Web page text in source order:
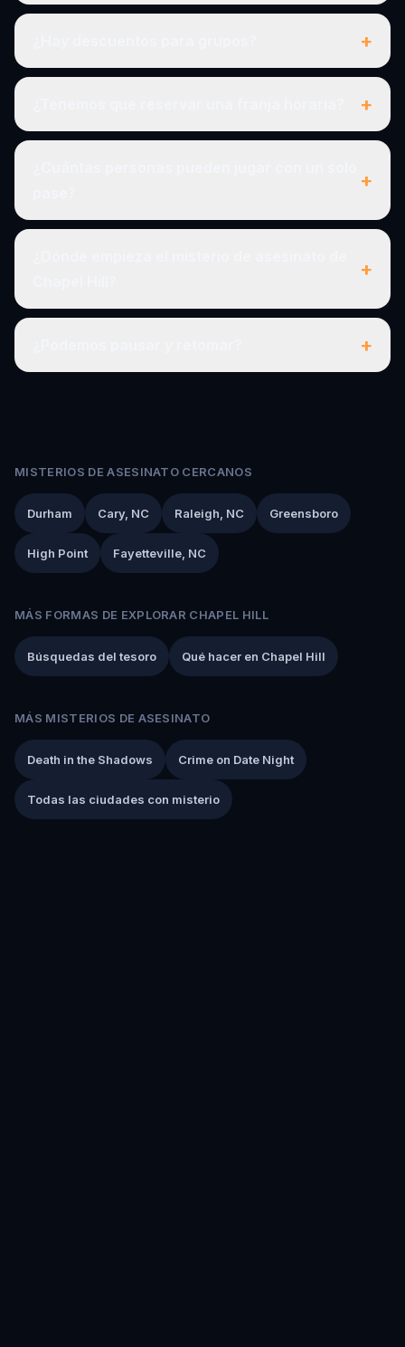
+
+
+
+
+
MISTERIOS DE ASESINATO CERCANOS
Durham Cary, NC Raleigh, NC Greensboro
High Point Fayetteville, NC
MÁS FORMAS DE EXPLORAR CHAPEL HILL
Búsquedas del tesoro Qué hacer en Chapel Hill
MÁS MISTERIOS DE ASESINATO
Death in the Shadows Crime on Date Night
Todas las ciudades con misterio